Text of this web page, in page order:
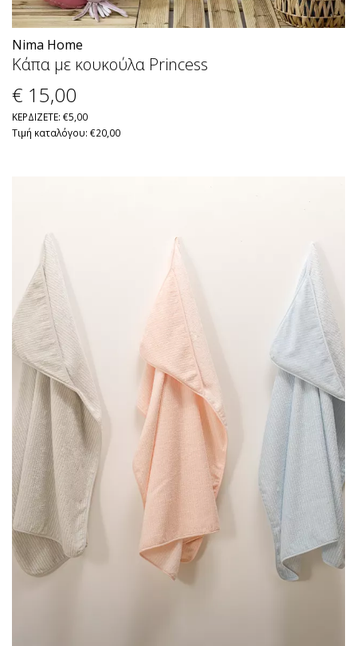
Nima Home
Κάπα με κουκούλα Princess
€ 15,00
ΚΕΡΔΙΖΕΤΕ: €5,00
Τιμή καταλόγου: €20,00